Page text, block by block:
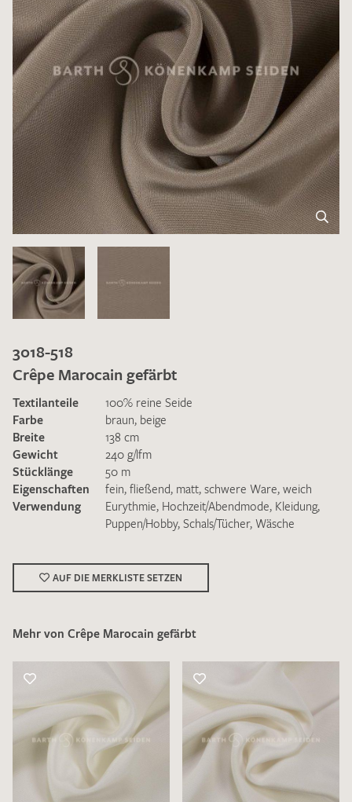
Ich bin damit einverstanden, dass meine angegebenen Daten
zur Beantwortung meiner Musteranfrage genutzt werden.
DieDatenschutzbestimmungenhabe ich zur Kenntnis
genommen und akzeptiere diese.
MUSTERANFRAGE SENDEN
3018-518
Crêpe Marocain gefärbt
Textilanteile
100% reine Seide
Farbe
braun, beige
Breite
138 cm
Gewicht
240 g/lfm
Stücklänge
50 m
Eigenschaften
fein, fließend, matt, schwere Ware, weich
Verwendung
Eurythmie, Hochzeit/Abendmode, Kleidung,
Puppen/Hobby, Schals/Tücher, Wäsche
AUF DIE MERKLISTE SETZEN
Mehr von Crêpe Marocain gefärbt